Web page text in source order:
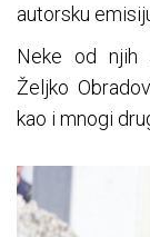
autorsku
Neke od njih
Željko
kao i mnogi